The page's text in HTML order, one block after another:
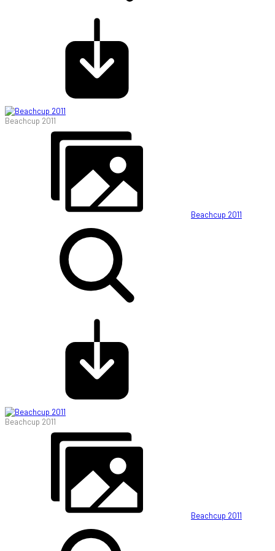
Beachcup 2011
Beachcup 2011
Beachcup 2011
Beachcup 2011